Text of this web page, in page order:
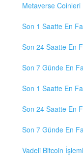
Metaverse Coinleri
Son 1 Saatte En
Son 24 Saatte En
Son 7 Günde En
Son 1 Saatte En
Son 24 Saatte En
Son 7 Günde En
Vadeli Bitcoin